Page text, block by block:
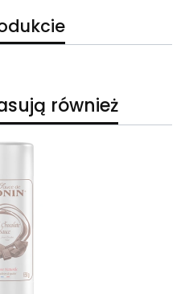
również